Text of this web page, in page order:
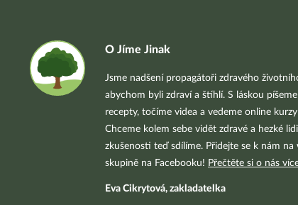
O Jíme Jinak
Jsme nadšení propagátoři zdravého
abychom byli zdraví a štíhlí. S láskou
recepty, točíme videa a vedeme online
Chceme kolem sebe vidět zdravé a hezké
zkušenosti teď sdílíme. Přidejte se k nám na
skupině na Facebooku! Přečtěte si o nás
Eva Cikrytová, zakladatelka